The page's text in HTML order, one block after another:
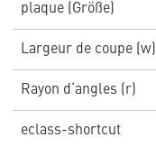
plaque (Größe)
Largeur de coupe (w)
Rayon d‘angles (r)
eclass-shortcut